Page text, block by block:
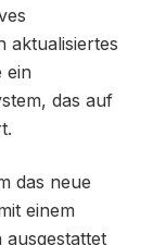
aktualisiertes
ein
das auf
das neue
einem